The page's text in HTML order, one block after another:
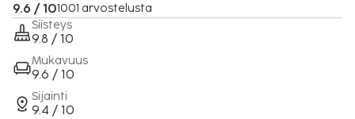
9.6 / 101001 arvostelusta
Siisteys
9.8 / 10
Mukavuus
9.6 / 10
Sijainti
9.4 / 10